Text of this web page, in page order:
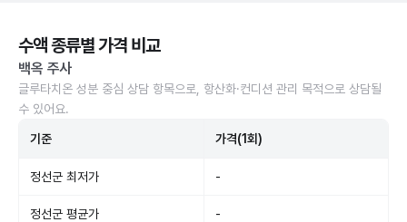
수액 종류별 가격 비교
백옥 주사
글루타치온 성분 중심 상담 항목으로, 항산화·컨디션 관리 목적으로 상담될
수 있어요.
기준 가격(1회)
정선군 최저가 -
정선군 평균가 -